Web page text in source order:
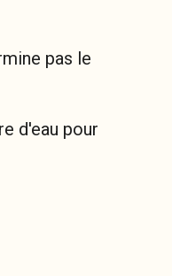
pas le
d'eau pour